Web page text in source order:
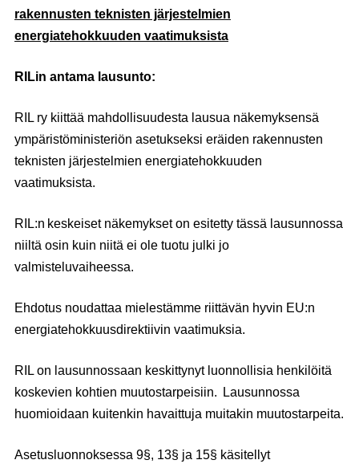
rakennusten teknisten järjestelmien
energiatehokkuuden vaatimuksista
RILin antama lausunto:
RIL ry kiittää mahdollisuudesta lausua näkemyksensä
ympäristöministeriön asetukseksi eräiden rakennusten
teknisten järjestelmien energiatehokkuuden
vaatimuksista.
RIL:n keskeiset näkemykset on esitetty tässä lausunnossa
niiltä osin kuin niitä ei ole tuotu julki jo
valmisteluvaiheessa.
Ehdotus noudattaa mielestämme riittävän hyvin EU:n
energiatehokkuusdirektiivin vaatimuksia.
RIL on lausunnossaan keskittynyt luonnollisia henkilöitä
koskevien kohtien muutostarpeisiin. Lausunnossa
huomioidaan kuitenkin havaittuja muitakin muutostarpeita.
Asetusluonnoksessa 9§, 13§ ja 15§ käsitellyt